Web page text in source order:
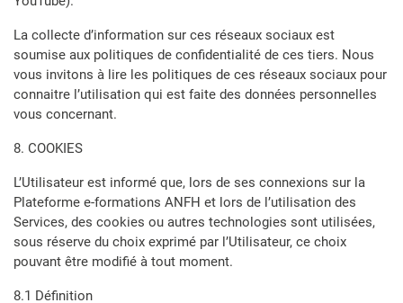
La collecte d’information sur ces réseaux sociaux est
soumise aux politiques de confidentialité de ces tiers. Nous
vous invitons à lire les politiques de ces réseaux sociaux pour
connaitre l’utilisation qui est faite des données personnelles
vous concernant.
8. COOKIES
L’Utilisateur est informé que, lors de ses connexions sur la
Plateforme e-formations ANFH et lors de l’utilisation des
Services, des cookies ou autres technologies sont utilisées,
sous réserve du choix exprimé par l’Utilisateur, ce choix
pouvant être modifié à tout moment.
8.1 Définition